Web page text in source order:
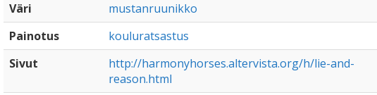
Väri
mustanruunikko
Painotus
kouluratsastus
Sivut
http://harmonyhorses.altervista.org/h/lie-and-
reason.html